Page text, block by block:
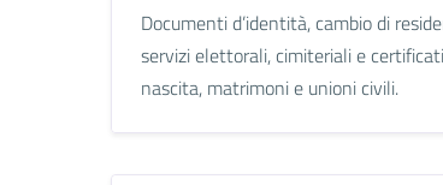
Documenti d’identità, cambio di
servizi elettorali, cimiteriali e
nascita, matrimoni e unioni civili.